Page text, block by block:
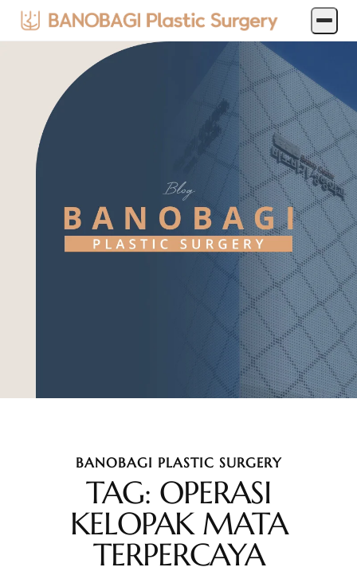
BANOBAGI PLASTIC SURGERY
TAG: OPERASI
KELOPAK MATA
TERPERCAYA